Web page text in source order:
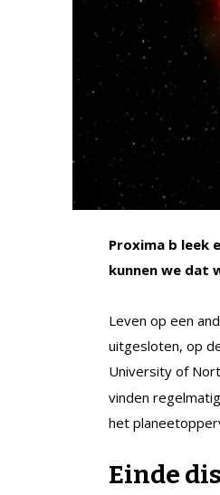
Proxima b leek
kunnen we dat
Leven op een
uitgesloten, op
University of
vinden
het
Einde